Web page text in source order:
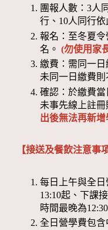
團報人數：3人
行、10人同行依
報名：至冬夏
名。 (勿使用家
繳費：需同一
未同一日繳費則
確認：於繳費
未事先線上註冊
出後無法再新增
【接送及餐飲注意事
每日上午與全日
13:10起、下課
時間最晚為12:30
全日營學費包含